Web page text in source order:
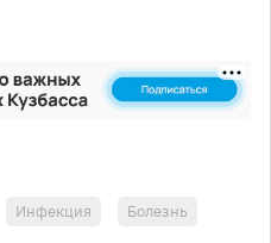
Инфекция Болезнь